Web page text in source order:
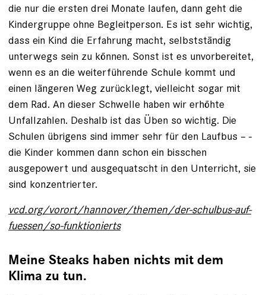
die nur die ersten drei Monate laufen, dann geht die
Kindergruppe ohne Begleitperson. Es ist sehr wichtig,
dass ein Kind die Erfahrung macht, selbstständig
unterwegs sein zu können. Sonst ist es unvorbereitet,
wenn es an die ­weiterführende Schule kommt und
einen längeren Weg zurücklegt, vielleicht sogar mit
dem Rad. An dieser Schwelle haben wir erhöhte
Unfallzahlen. Deshalb ist das Üben so wichtig. Die
Schulen übrigens sind immer sehr für den Laufbus – ­
die Kinder kommen dann schon ein bisschen
ausgepowert und ausgequatscht in den Unterricht, sie
sind konzentrierter.
vcd.org/vorort/hannover/themen/der-schulbus-auf-
fuessen/so-funktionierts
Meine Steaks haben nichts mit dem
Klima zu tun.